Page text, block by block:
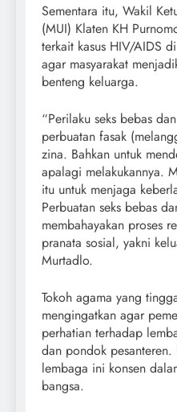
Sementara itu, Wakil
(MUI) Klaten KH
terkait kasus HIV/AIDS
agar masyarakat
benteng keluarga.
“Perilaku seks bebas
perbuatan fasak
zina. Bahkan untuk
apalagi melakukannya.
itu untuk menjaga
Perbuatan seks bebas
membahayakan proses
pranata sosial, yakni
Murtadlo.
Tokoh agama yang
mengingatkan agar
perhatian terhadap
dan pondok pesanteren.
lembaga ini konsen
bangsa.